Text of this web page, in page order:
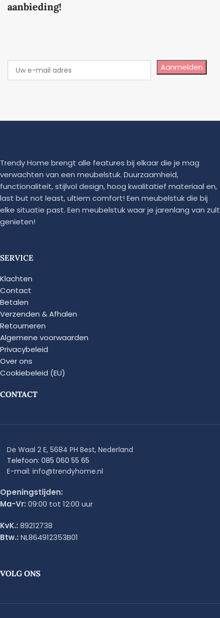
aanbieding!
Aanmelden
Trendy Home brengt alle features bij elkaar die je mag
verwachten van een meubelstuk. Duurzaamheid,
functionaliteit, stijlvol design, hoog kwalitatief materiaal en,
last but not least, ultiem comfort! Een meubelstuk die bij
elke situatie past. Een meubelstuk waar je jarenlang van zult
genieten!
SERVICE
Klachten
Contact
Betalen
Verzenden & Afhalen
Retourneren
Algemene voorwaarden
Privacybeleid
Over ons
Cookiebeleid (EU)
CONTACT
De Waal 2 E, 5684 PH Best, Nederland
Telefoon: 085 060 55 65
E-mail: info@trendyhome.nl
Openingstijden:
Ma-Vr: 09:00 tot 12:00 uur
KvK.: 89212738
Btw.: NL864912353B01
VOLG ONS